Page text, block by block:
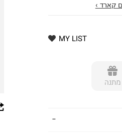
קארד ›
MY LIST
מתנה